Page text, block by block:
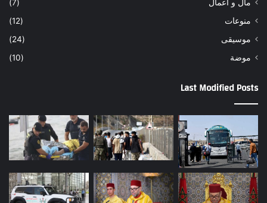
مال و أعمال
(7)
منوعات
(12)
موسيقى
(24)
موضة
(10)
Last Modified Posts